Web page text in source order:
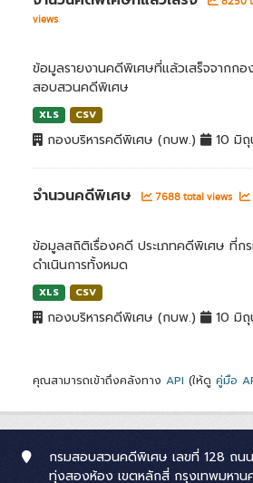
views
ข้อมูลรายงานคดีพิเศษที่แล้วเสร็จจากก
สอบสวนคดีพิเศษ
XLS CSV
กองบริหารคดีพิเศษ (กบพ.) 10 มิถุ
จำนวนคดีพิเศษ 7688 total views
ข้อมูลสถิติเรื่องคดี ประเภทคดีพิเศษ ที่
ดำเนินการทั้งหมด
XLS CSV
กองบริหารคดีพิเศษ (กบพ.) 10 มิถุ
คุณสามารถเข้าถึงคลังทาง API (ให้ดู คู่มือ
กรมสอบสวนคดีพิเศษ เลขที่ 128 ถน
ทุ่งสองห้อง เขตหลักสี่ กรุงเทพมหาน